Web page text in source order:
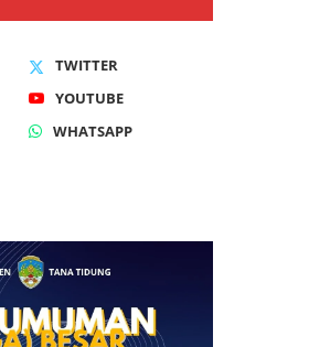
TWITTER
YOUTUBE
WHATSAPP